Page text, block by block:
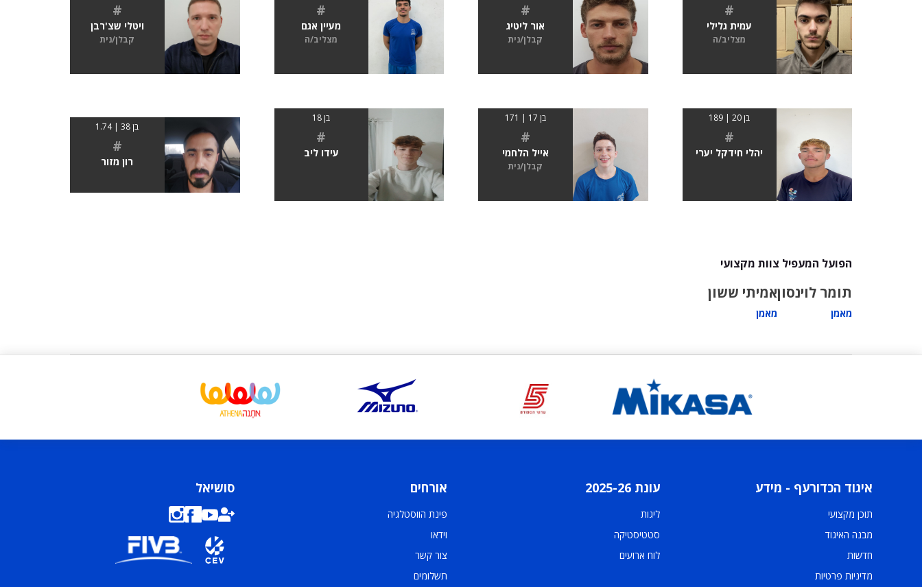
#
עמית גלילי
מצליב/ה
#
אור ליטיג
קבלן/נית
#
מעיין אגם
מצליב/ה
#
ויטלי שצ'רבן
קבלן/נית
בן 20 | 189
#
יהלי חידקל יערי
בן 17 | 171
#
אייל הלחמי
קבלן/נית
בן 18
#
עידו ליב
בן 38 | 1.74
#
רון מזור
הפועל המעפיל צוות מקצועי
תומר לוינסון
מאמן
אמיתי ששון
מאמן
איגוד הכדורעף - מידע
תוכן מקצועי
מבנה האיגוד
חדשות
מדיניות פרטיות
עונת 2025-26
ליגות
סטטיסטיקה
לוח ארועים
אורחים
פינת הווסטלגיה
וידאו
צור קשר
תשלומים
סושיאל